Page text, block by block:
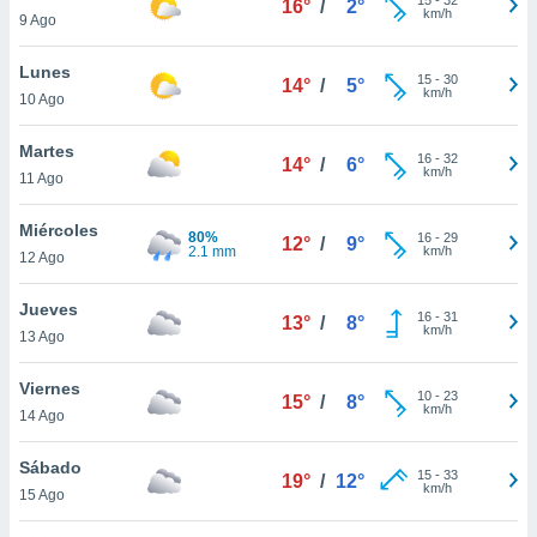
más
nuestra
y
de
disponible
cookies
aceptar
9 Ago
16° / 2°
km/h
Lunes
10 Ago
14° / 5° 15- 30
km/h
Martes
11 Ago
14° / 6° 16- 32
km/h
Miércoles
12 Ago
80%
2.1 mm
12° / 9° 16- 29
km/h
Jueves
13 Ago
13° / 8° 16- 31
km/h
Viernes
14 Ago
15° / 8° 10- 23
km/h
Sábado
15 Ago
19° / 12° 15- 33
km/h